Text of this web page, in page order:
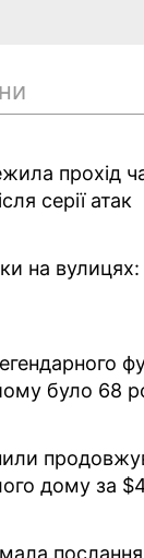
прохід
серії атак
на
було 68
дому за
послання